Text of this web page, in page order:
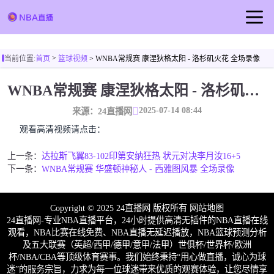
足球直播
篮球视频
当前位置:首页> 篮球视频 > WNBA常规赛 康涅狄格太阳 - 洛杉矶火花 全场录像
WNBA常规赛 康涅狄格太阳 - 洛杉矶火花 全场录像
来源：24直播网 2025-07-14 08:44
观看高清视频请点击：
上一条： 达拉斯飞翼83-102印第安纳狂热 状元对决李月汝16+5
下一条： WNBA常规赛 华盛顿神秘人 - 西雅图风暴 全场录像
Copyright © 2025 24直播网 版权所有 网站地图
24直播网-专业NBA直播平台，24小时提供高清无插件的NBA直播在线
观看，NBA比赛在线免费、NBA直播无延迟播放，NBA篮球预测分析
及五大联赛（英超/西甲/德甲/意甲/法甲）世俱杯/世界杯/欧洲
杯/NBA/CBA等顶级体育赛事。我们始终秉持“用心做直播，诚心为球
迷”的服务宗旨，力求为每一位球迷带来优质的观赛体验，让您尽情享